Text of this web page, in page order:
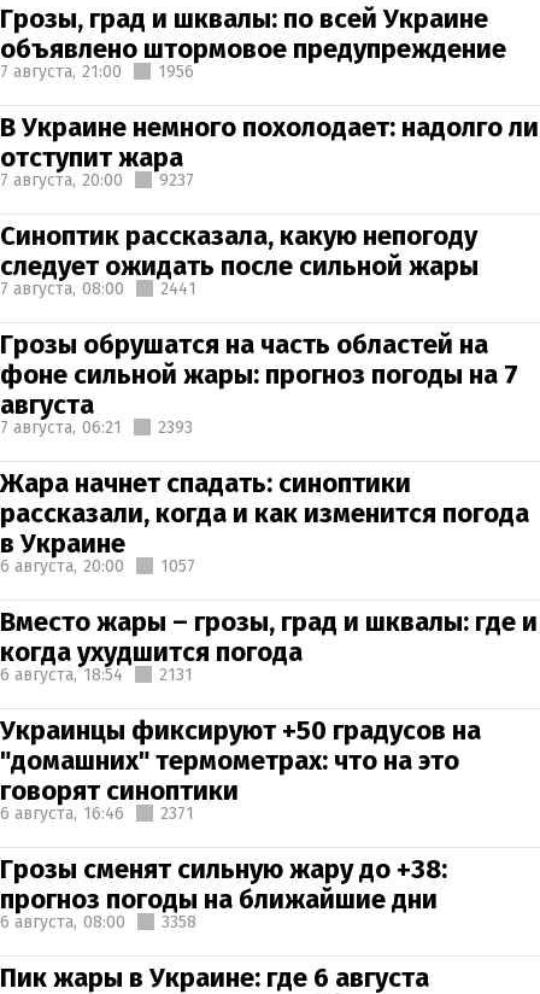
Грозы, град и шквалы: по всей Украине
объявлено штормовое предупреждение
7 августа, 21:00 1956
В Украине немного похолодает: надолго ли
отступит жара
7 августа, 20:00 9237
Синоптик рассказала, какую непогоду
следует ожидать после сильной жары
7 августа, 08:00 2441
Грозы обрушатся на часть областей на
фоне сильной жары: прогноз погоды на 7
августа
7 августа, 06:21 2393
Жара начнет спадать: синоптики
рассказали, когда и как изменится погода
в Украине
6 августа, 20:00 1057
Вместо жары – грозы, град и шквалы: где и
когда ухудшится погода
6 августа, 18:54 2131
Украинцы фиксируют +50 градусов на
"домашних" термометрах: что на это
говорят синоптики
6 августа, 16:46 2371
Грозы сменят сильную жару до +38:
прогноз погоды на ближайшие дни
6 августа, 08:00 3358
Пик жары в Украине: где 6 августа